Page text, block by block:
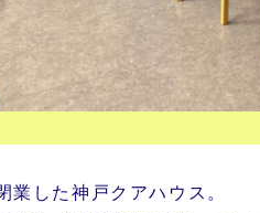
業した神戸クアハウス。